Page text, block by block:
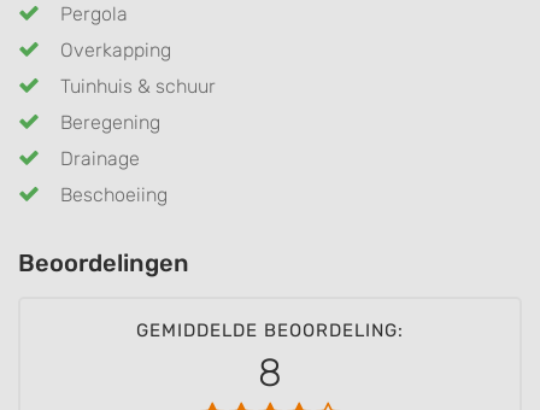
Pergola
Overkapping
Tuinhuis & schuur
Beregening
Drainage
Beschoeiing
Beoordelingen
GEMIDDELDE BEOORDELING:
8